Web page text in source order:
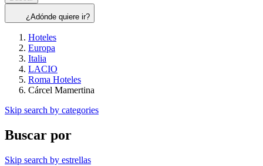
¿Adónde quiere ir?
Hoteles
Europa
Italia
LACIO
Roma Hoteles
Cárcel Mamertina
Skip search by categories
Buscar por
Skip search by estrellas